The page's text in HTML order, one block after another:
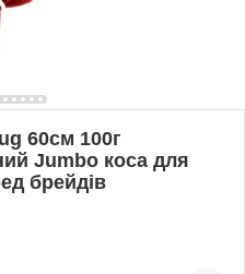
60см 100г
Jumbo коса для
брейдів